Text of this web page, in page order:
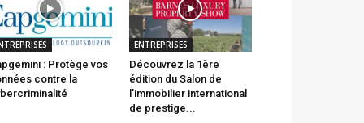
: Protège vos
contre la
ENTREPRISES
Découvrez la 1ère
édition du Salon de
l’immobilier international
de prestige...